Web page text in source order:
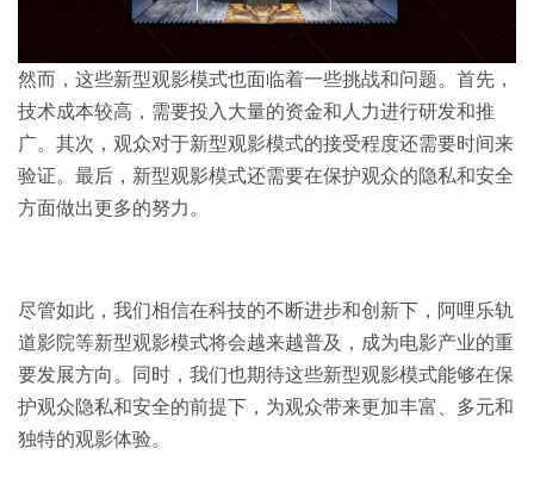
然而，这些新型观影模式也面临着一些挑战和问题。首先，
技术成本较高，需要投入大量的资金和人力进行研发和推
广。其次，观众对于新型观影模式的接受程度还需要时间来
验证。最后，新型观影模式还需要在保护观众的隐私和安全
方面做出更多的努力。
尽管如此，我们相信在科技的不断进步和创新下，阿哩乐轨
道影院等新型观影模式将会越来越普及，成为电影产业的重
要发展方向。同时，我们也期待这些新型观影模式能够在保
护观众隐私和安全的前提下，为观众带来更加丰富、多元和
独特的观影体验。